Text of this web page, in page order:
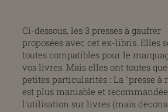
Ci-dessous, les 3 presses à gaufrer
proposées avec cet ex-libris. Elles
toutes compatibles pour le
vos livres. Mais elles ont toutes
petites particularités : La "presse à
est plus maniable et
l'utilisation sur livres (mais